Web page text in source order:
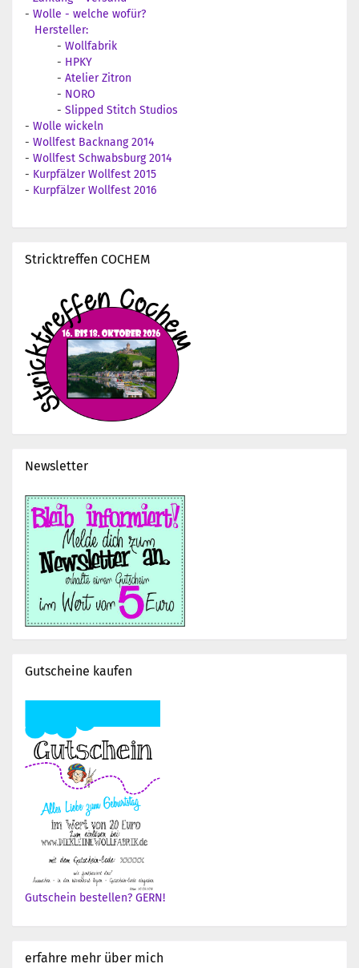
- Wolle - welche wofür?
Hersteller:
- Wollfabrik
- HPKY
- Atelier Zitron
- NORO
- Slipped Stitch Studios
- Wolle wickeln
- Wollfest Backnang 2014
- Wollfest Schwabsburg 2014
- Kurpfälzer Wollfest 2015
- Kurpfälzer Wollfest 2016
Stricktreffen COCHEM
Newsletter
Gutscheine kaufen
Gutschein bestellen? GERN!
erfahre mehr über mich